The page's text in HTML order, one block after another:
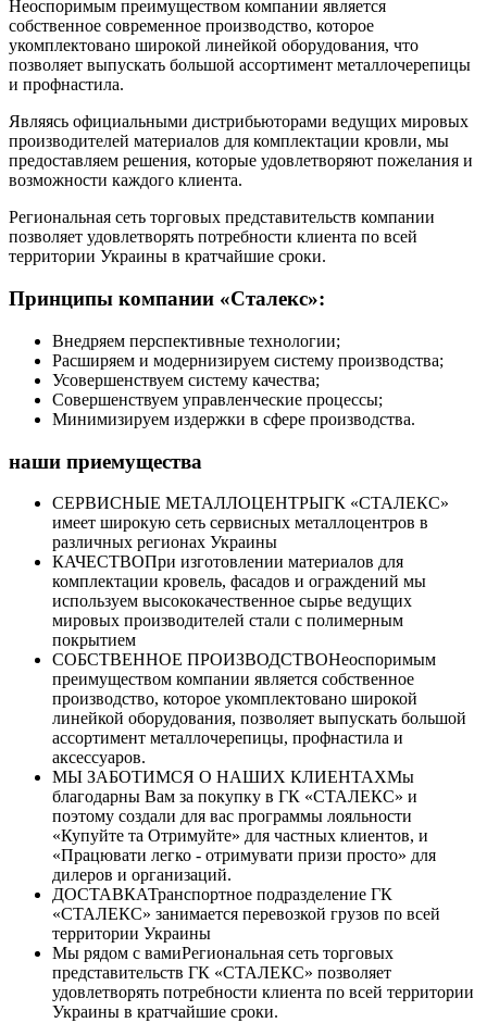
Неоспоримым преимуществом компании является
собственное современное производство, которое
укомплектовано широкой линейкой оборудования, что
позволяет выпускать большой ассортимент металлочерепицы
и профнастила.
Являясь официальными дистрибьюторами ведущих мировых
производителей материалов для комплектации кровли, мы
предоставляем решения, которые удовлетворяют пожелания и
возможности каждого клиента.
Региональная сеть торговых представительств компании
позволяет удовлетворять потребности клиента по всей
территории Украины в кратчайшие сроки.
Принципы компании «Сталекс»:
Внедряем перспективные технологии;
Расширяем и модернизируем систему производства;
Усовершенствуем систему качества;
Совершенствуем управленческие процессы;
Минимизируем издержки в сфере производства.
наши приемущества
СЕРВИСНЫЕ МЕТАЛЛОЦЕНТРЫГК «СТАЛЕКС»
имеет широкую сеть сервисных металлоцентров в
различных регионах Украины
КАЧЕСТВОПри изготовлении материалов для
комплектации кровель, фасадов и ограждений мы
используем высококачественное сырье ведущих
мировых производителей стали с полимерным
покрытием
СОБСТВЕННОЕ ПРОИЗВОДСТВОНеоспоримым
преимуществом компании является собственное
производство, которое укомплектовано широкой
линейкой оборудования, позволяет выпускать большой
ассортимент металлочерепицы, профнастила и
аксессуаров.
МЫ ЗАБОТИМСЯ О НАШИХ КЛИЕНТАХМы
благодарны Вам за покупку в ГК «СТАЛЕКС» и
поэтому создали для вас программы лояльности
«Купуйте та Отримуйте» для частных клиентов, и
«Працювати легко - отримувати призи просто» для
дилеров и организаций.
ДОСТАВКАТранспортное подразделение ГК
«СТАЛЕКС» занимается перевозкой грузов по всей
территории Украины
Мы рядом с вамиРегиональная сеть торговых
представительств ГК «СТАЛЕКС» позволяет
удовлетворять потребности клиента по всей территории
Украины в кратчайшие сроки.